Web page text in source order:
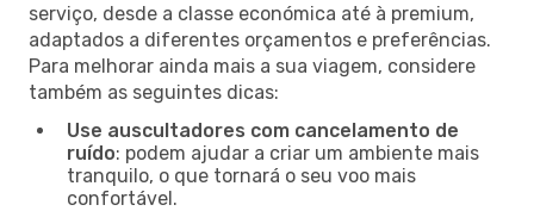
serviço, desde a classe económica até à premium,
adaptados a diferentes orçamentos e preferências.
Para melhorar ainda mais a sua viagem, considere
também as seguintes dicas:
Use auscultadores com cancelamento de
ruído: podem ajudar a criar um ambiente mais
tranquilo, o que tornará o seu voo mais
confortável.